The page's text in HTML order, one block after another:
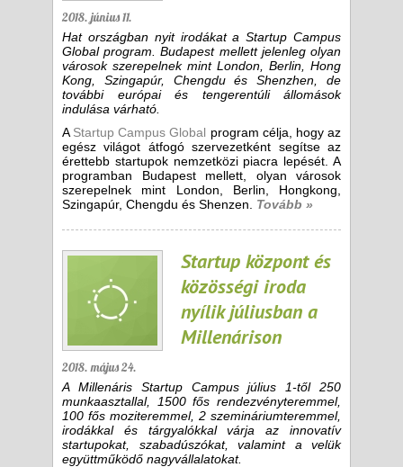
2018. június 11.
Hat országban nyit irodákat a Startup Campus
Global program. Budapest mellett jelenleg olyan
városok szerepelnek mint London, Berlin, Hong
Kong, Szingapúr, Chengdu és Shenzhen, de
további európai és tengerentúli állomások
indulása várható.
A Startup Campus Global program célja, hogy az
egész világot átfogó szervezetként segítse az
érettebb startupok nemzetközi piacra lepését. A
programban Budapest mellett, olyan városok
szerepelnek mint London, Berlin, Hongkong,
Szingapúr, Chengdu és Shenzen.
Tovább »
Startup központ és
közösségi iroda
nyílik júliusban a
Millenárison
2018. május 24.
A Millenáris Startup Campus július 1-től 250
munkaasztallal, 1500 fős rendezvényteremmel,
100 fős moziteremmel, 2 szemináriumteremmel,
irodákkal és tárgyalókkal várja az innovatív
startupokat, szabadúszókat, valamint a velük
együttműködő nagyvállalatokat.